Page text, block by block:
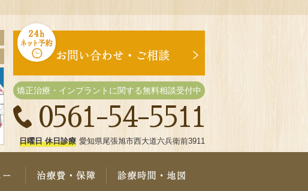
矯正治療・インプラントに関する無料相談受付中
0561-54-5511
日曜日 休日診療 愛知県尾張旭市西大道六兵衛前3911
治療メニュー 治療費・保証